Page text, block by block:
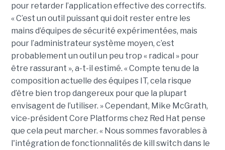
pour retarder l’application effective des correctifs.
« C’est un outil puissant qui doit rester entre les
mains d’équipes de sécurité expérimentées, mais
pour l’administrateur système moyen, c’est
probablement un outil un peu trop « radical » pour
être rassurant », a-t-il estimé. « Compte tenu de la
composition actuelle des équipes IT, cela risque
d’être bien trop dangereux pour que la plupart
envisagent de l’utiliser. » Cependant, Mike McGrath,
vice-président Core Platforms chez Red Hat pense
que cela peut marcher. « Nous sommes favorables à
l'intégration de fonctionnalités de kill switch dans le